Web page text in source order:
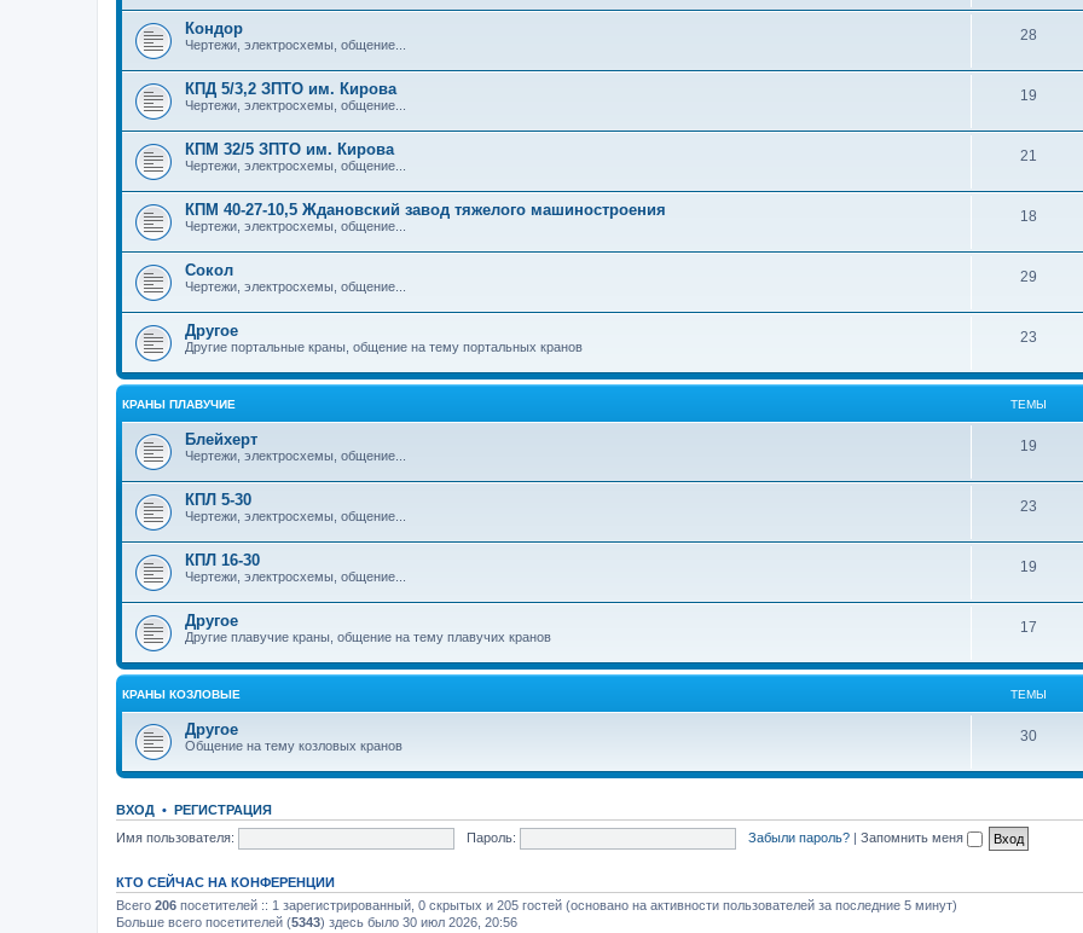
Кондор
Чертежи, электросхемы, общение...
28
КПД 5/3,2 ЗПТО им. Кирова
Чертежи, электросхемы, общение...
19
КПМ 32/5 ЗПТО им. Кирова
Чертежи, электросхемы, общение...
21
КПМ 40-27-10,5 Ждановский завод тяжелого машиностроения
Чертежи, электросхемы, общение...
18
Сокол
Чертежи, электросхемы, общение...
29
Другое
Другие портальные краны, общение на тему портальных кранов
23
КРАНЫ ПЛАВУЧИЕ ТЕМЫ
Блейхерт
Чертежи, электросхемы, общение...
19
КПЛ 5-30
Чертежи, электросхемы, общение...
23
КПЛ 16-30
Чертежи, электросхемы, общение...
19
Другое
Другие плавучие краны, общение на тему плавучих кранов
17
КРАНЫ КОЗЛОВЫЕ ТЕМЫ
Другое
Общение на тему козловых кранов
30
ВХОД • РЕГИСТРАЦИЯ
Имя пользователя:
Пароль: Забыли пароль? | Запомнить меня
КТО СЕЙЧАС НА КОНФЕРЕНЦИИ
Всего 206 посетителей :: 1 зарегистрированный, 0 скрытых и 205 гостей (основано на активности пользователей за последние 5 минут)
Больше всего посетителей (5343) здесь было 30 июл 2026, 20:56